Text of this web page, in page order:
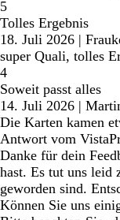
5
Tolles Ergebnis
18. Juli 2026 |
super Quali, tolles
4
Soweit passt alles
14. Juli 2026 |
Die Karten kamen
Antwort vom
Danke für dein
hast. Es tut uns leid
geworden sind.
Können Sie uns